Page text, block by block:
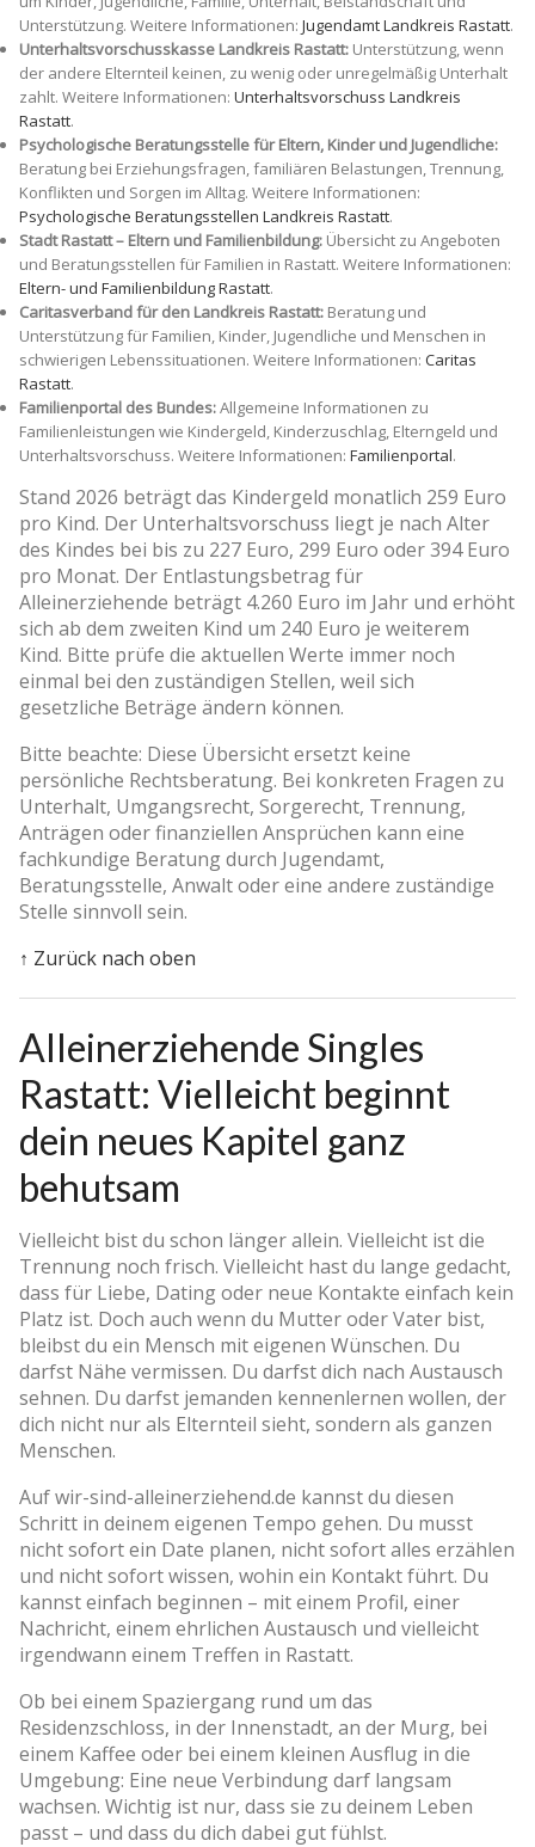
Unterstützung. Weitere Informationen: Jugendamt Landkreis Rastatt.
Unterhaltsvorschusskasse Landkreis Rastatt: Unterstützung, wenn
der andere Elternteil keinen, zu wenig oder unregelmäßig Unterhalt
zahlt. Weitere Informationen: Unterhaltsvorschuss Landkreis
Rastatt.
Psychologische Beratungsstelle für Eltern, Kinder und Jugendliche:
Beratung bei Erziehungsfragen, familiären Belastungen, Trennung,
Konflikten und Sorgen im Alltag. Weitere Informationen:
Psychologische Beratungsstellen Landkreis Rastatt.
Stadt Rastatt – Eltern und Familienbildung: Übersicht zu Angeboten
und Beratungsstellen für Familien in Rastatt. Weitere Informationen:
Eltern- und Familienbildung Rastatt.
Caritasverband für den Landkreis Rastatt: Beratung und
Unterstützung für Familien, Kinder, Jugendliche und Menschen in
schwierigen Lebenssituationen. Weitere Informationen: Caritas
Rastatt.
Familienportal des Bundes:Allgemeine Informationen zu
Familienleistungen wie Kindergeld, Kinderzuschlag, Elterngeld und
Unterhaltsvorschuss. Weitere Informationen: Familienportal.
Stand 2026 beträgt das Kindergeld monatlich 259 Euro
pro Kind. Der Unterhaltsvorschuss liegt je nach Alter
des Kindes bei bis zu 227 Euro, 299 Euro oder 394 Euro
pro Monat. Der Entlastungsbetrag für
Alleinerziehende beträgt 4.260 Euro im Jahr und erhöht
sich ab dem zweiten Kind um 240 Euro je weiterem
Kind. Bitte prüfe die aktuellen Werte immer noch
einmal bei den zuständigen Stellen, weil sich
gesetzliche Beträge ändern können.
Bitte beachte: Diese Übersicht ersetzt keine
persönliche Rechtsberatung. Bei konkreten Fragen zu
Unterhalt, Umgangsrecht, Sorgerecht, Trennung,
Anträgen oder finanziellen Ansprüchen kann eine
fachkundige Beratung durch Jugendamt,
Beratungsstelle, Anwalt oder eine andere zuständige
Stelle sinnvoll sein.
↑ Zurück nach oben
Alleinerziehende Singles
Rastatt: Vielleicht beginnt
dein neues Kapitel ganz
behutsam
Vielleicht bist du schon länger allein. Vielleicht ist die
Trennung noch frisch. Vielleicht hast du lange gedacht,
dass für Liebe, Dating oder neue Kontakte einfach kein
Platz ist. Doch auch wenn du Mutter oder Vater bist,
bleibst du ein Mensch mit eigenen Wünschen. Du
darfst Nähe vermissen. Du darfst dich nach Austausch
sehnen. Du darfst jemanden kennenlernen wollen, der
dich nicht nur als Elternteil sieht, sondern als ganzen
Menschen.
Auf wir-sind-alleinerziehend.de kannst du diesen
Schritt in deinem eigenen Tempo gehen. Du musst
nicht sofort ein Date planen, nicht sofort alles erzählen
und nicht sofort wissen, wohin ein Kontakt führt. Du
kannst einfach beginnen – mit einem Profil, einer
Nachricht, einem ehrlichen Austausch und vielleicht
irgendwann einem Treffen in Rastatt.
Ob bei einem Spaziergang rund um das
Residenzschloss, in der Innenstadt, an der Murg, bei
einem Kaffee oder bei einem kleinen Ausflug in die
Umgebung: Eine neue Verbindung darf langsam
wachsen. Wichtig ist nur, dass sie zu deinem Leben
passt – und dass du dich dabei gut fühlst.